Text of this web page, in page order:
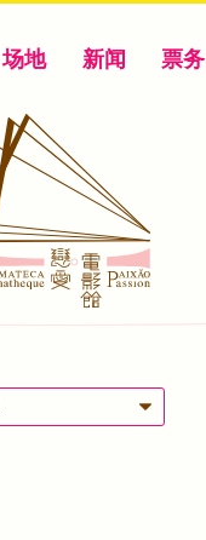
场地 新闻 票务